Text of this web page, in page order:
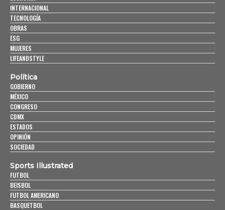
INTERNACIONAL
TECNOLOGÍA
OBRAS
ESG
MUJERES
LIFEANDSTYLE
Política
GOBIERNO
MÉXICO
CONGRESO
CDMX
ESTADOS
OPINIÓN
SOCIEDAD
Sports Illustrated
FUTBOL
BEISBOL
FUTBOL AMERICANO
BASQUETBOL